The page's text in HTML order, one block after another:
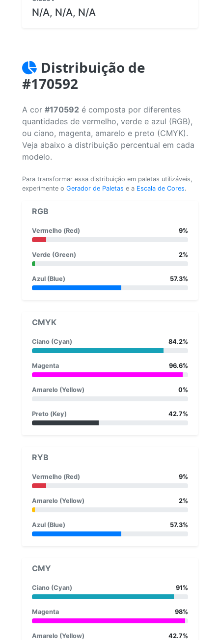
N/A, N/A, N/A
Distribuição de
#170592
A cor #170592 é composta por diferentes
quantidades de vermelho, verde e azul (RGB),
ou ciano, magenta, amarelo e preto (CMYK).
Veja abaixo a distribuição percentual em cada
modelo.
Para transformar essa distribuição em paletas utilizáveis,
experimente o Gerador de Paletas e a Escala de Cores.
RGB
Vermelho (Red) 9%
Verde (Green) 2%
Azul (Blue) 57.3%
CMYK
Ciano (Cyan) 84.2%
Magenta 96.6%
Amarelo (Yellow) 0%
Preto (Key) 42.7%
RYB
Vermelho (Red) 9%
Amarelo (Yellow) 2%
Azul (Blue) 57.3%
CMY
Ciano (Cyan) 91%
Magenta 98%
Amarelo (Yellow) 42.7%